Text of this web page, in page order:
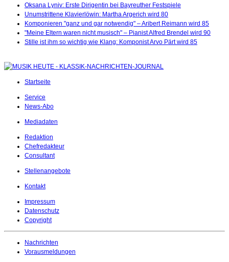
Oksana Lyniv: Erste Dirigentin bei Bayreuther Festspiele
Unumstrittene Klavierlöwin: Martha Argerich wird 80
Komponieren "ganz und gar notwendig" – Aribert Reimann wird 85
"Meine Eltern waren nicht musisch" – Pianist Alfred Brendel wird 90
Stille ist ihm so wichtig wie Klang: Komponist Arvo Pärt wird 85
Startseite
Service
News-Abo
Mediadaten
Redaktion
Chefredakteur
Consultant
Stellenangebote
Kontakt
Impressum
Datenschutz
Copyright
Nachrichten
Vorausmeldungen